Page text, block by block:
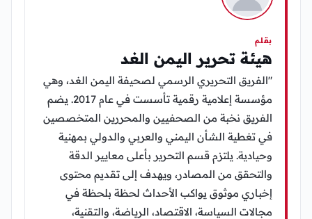
بقلم
هيئة تحرير اليمن الغد
"الفريق التحريري الرسمي لصحيفة اليمن الغد، وهي
مؤسسة إعلامية رقمية تأسست في عام 2017. يضم
الفريق نخبة من الصحفيين والمحررين المتخصصين
في تغطية الشأن اليمني والعربي والدولي بمهنية
وحيادية. يلتزم قسم التحرير بأعلى معايير الدقة
والتحقق من المصادر، ويهدف إلى تقديم محتوى
إخباري موثوق يواكب الأحداث لحظة بلحظة في
مجالات السياسة، الاقتصاد، الرياضة، والتقنية،